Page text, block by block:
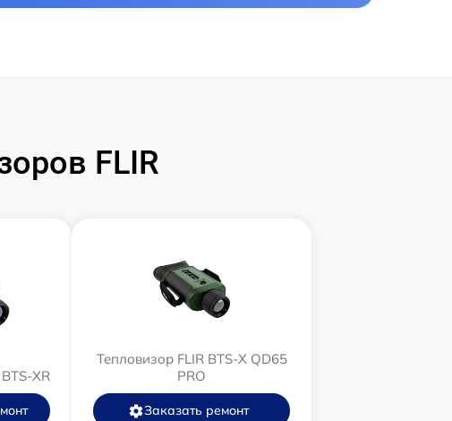
FLIR
XR
Тепловизор FLIR BTS-X QD65
PRO
Заказать ремонт